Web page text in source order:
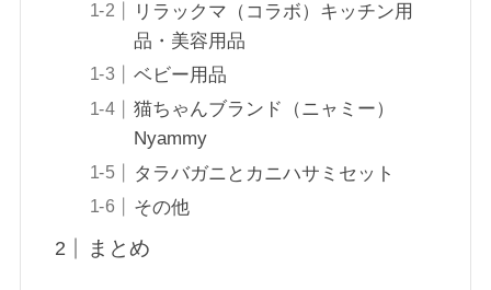
リラックマ（コラボ）キッチン用
品・美容用品
ベビー用品
猫ちゃんブランド（ニャミー）
Nyammy
タラバガニとカニハサミセット
その他
まとめ